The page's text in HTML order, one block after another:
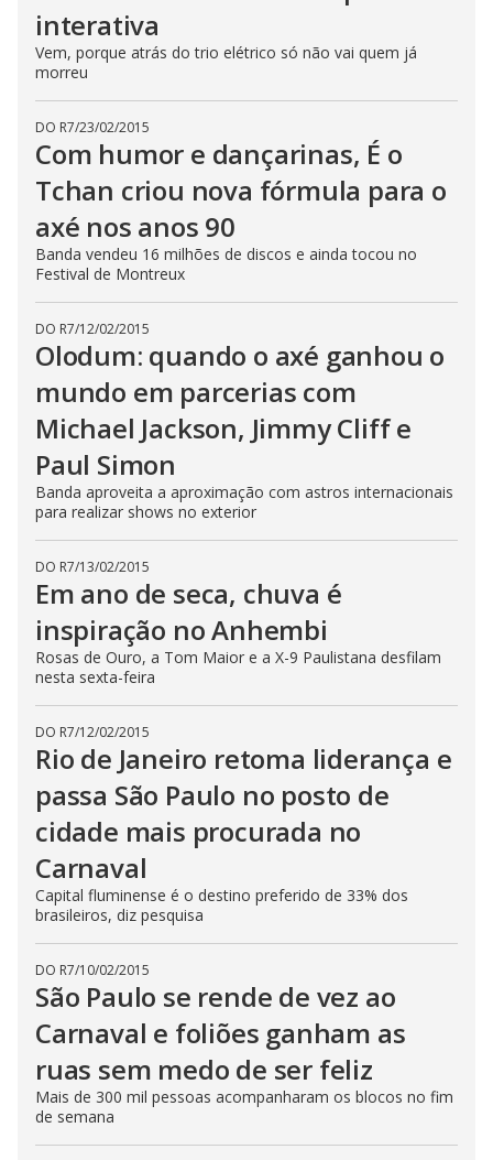
interativa
Vem, porque atrás do trio elétrico só não vai quem já
morreu
DO R7/23/02/2015
Com humor e dançarinas, É o
Tchan criou nova fórmula para o
axé nos anos 90
Banda vendeu 16 milhões de discos e ainda tocou no
Festival de Montreux
DO R7/12/02/2015
Olodum: quando o axé ganhou o
mundo em parcerias com
Michael Jackson, Jimmy Cliff e
Paul Simon
Banda aproveita a aproximação com astros internacionais
para realizar shows no exterior
DO R7/13/02/2015
Em ano de seca, chuva é
inspiração no Anhembi
Rosas de Ouro, a Tom Maior e a X-9 Paulistana desfilam
nesta sexta-feira
DO R7/12/02/2015
Rio de Janeiro retoma liderança e
passa São Paulo no posto de
cidade mais procurada no
Carnaval
Capital fluminense é o destino preferido de 33% dos
brasileiros, diz pesquisa
DO R7/10/02/2015
São Paulo se rende de vez ao
Carnaval e foliões ganham as
ruas sem medo de ser feliz
Mais de 300 mil pessoas acompanharam os blocos no fim
de semana